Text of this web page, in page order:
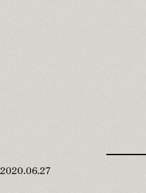
2020.06.27